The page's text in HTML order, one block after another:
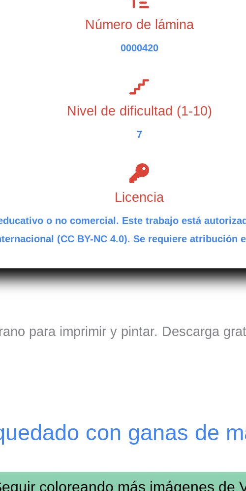
Número de lámina
0000420
Nivel de dificultad (1-10)
7
Licencia
o no comercial. Este trabajo está
(CC BY-NC 4.0). Se requiere atribución
para imprimir y pintar. Descarga
con ganas de
coloreando más imágenes de